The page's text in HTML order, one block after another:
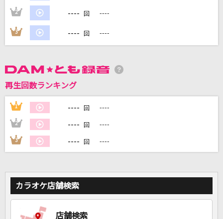
ジグソーパズル
まふまふ
Mrs. GREEN APPLE
みかんハート
C&K
2 ---- 回 ----
3 ---- 回 ----
再生回数ランキング
1 ---- 回 ----
2 ---- 回 ----
3 ---- 回 ----
カラオケ店舗検索
店舗検索